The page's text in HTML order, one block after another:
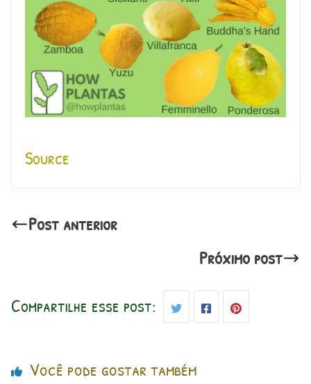
Source
Post anterior
Próximo post
Compartilhe esse post:
Você pode gostar também